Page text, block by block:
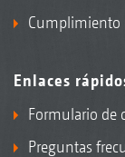
Cumplimiento
Enlaces
Formulario de
Preguntas